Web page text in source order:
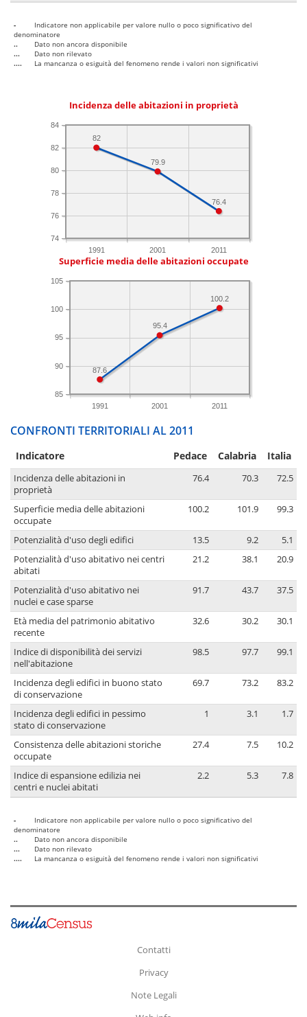
-
Indicatore non applicabile per valore nullo o poco significativo del
denominatore
..
Dato non ancora disponibile
...
Dato non rilevato
....
La mancanza o esiguità del fenomeno rende i valori non significativi
Incidenza delle abitazioni in proprietà
1991 2001 2011
74
76
78
80
82
84
76.4
79.9
82
Superficie media delle abitazioni occupate
1991 2001 2011
85
90
95
100
105
100.2
95.4
87.6
CONFRONTI TERRITORIALI AL 2011
Indicatore Pedace Calabria Italia
Incidenza delle abitazioni in
proprietà
76.4 70.3 72.5
Superficie media delle abitazioni
occupate
100.2 101.9 99.3
Potenzialità d'uso degli edifici 13.5 9.2
5.1
Potenzialità d'uso abitativo nei centri
abitati
21.2 38.1 20.9
Potenzialità d'uso abitativo nei
nuclei e case sparse
91.7 43.7 37.5
Età media del patrimonio abitativo
recente
32.6 30.2 30.1
Indice di disponibilità dei servizi
nell'abitazione
98.5 97.7 99.1
Incidenza degli edifici in buono stato
di conservazione
69.7 73.2 83.2
Incidenza degli edifici in pessimo
stato di conservazione
1 3.1 1.7
Consistenza delle abitazioni storiche
occupate
27.4 7.5 10.2
Indice di espansione edilizia nei
centri e nuclei abitati
2.2 5.3 7.8
-
Indicatore non applicabile per valore nullo o poco significativo del
denominatore
..
Dato non ancora disponibile
...
Dato non rilevato
....
La mancanza o esiguità del fenomeno rende i valori non significativi
Contatti
Privacy
Note Legali